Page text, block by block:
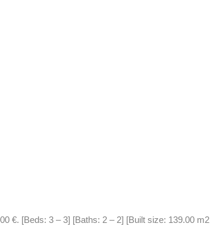
€. [Beds: 3 – 3] [Baths: 2 – 2] [Built size: 139.00 m2